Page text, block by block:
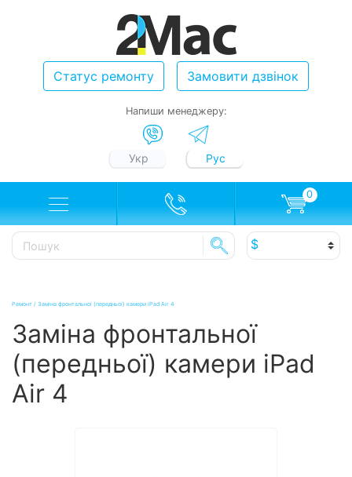
Статус ремонту Замовити дзвінок
Напиши менеджеру:
Укр Рус
0
Ремонт / Заміна фронтальної (передньої) камери iPad Air 4
Заміна фронтальної
(передньої) камери iPad
Air 4